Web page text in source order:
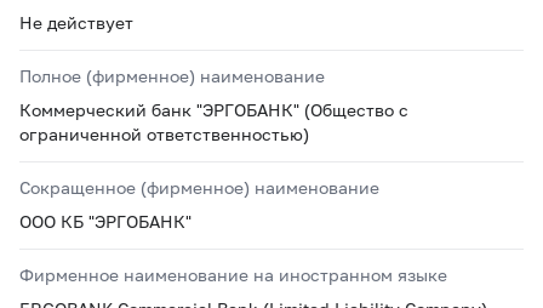
Не действует
Полное (фирменное) наименование
Коммерческий банк "ЭРГОБАНК" (Общество с
ограниченной ответственностью)
Сокращенное (фирменное) наименование
ООО КБ "ЭРГОБАНК"
Фирменное наименование на иностранном языке